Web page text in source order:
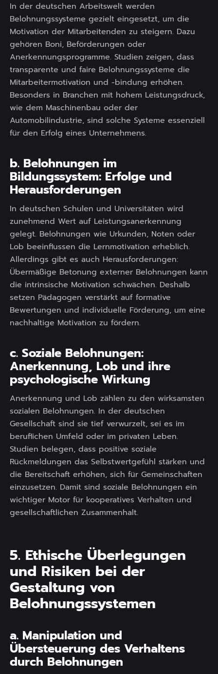
In der deutschen Arbeitswelt werden
Belohnungssysteme gezielt eingesetzt, um die
Motivation der Mitarbeitenden zu steigern. Dazu
gehören Boni, Beförderungen oder
Anerkennungsprogramme. Studien zeigen, dass
transparente und faire Belohnungssysteme die
Mitarbeitermotivation und -bindung erhöhen.
Besonders in Branchen mit hohem Leistungsdruck,
wie dem Maschinenbau oder der
Automobilindustrie, sind solche Systeme essenziell
für den Erfolg eines Unternehmens.
b. Belohnungen im
Bildungssystem: Erfolge und
Herausforderungen
In deutschen Schulen und Universitäten wird
zunehmend Wert auf Leistungsanerkennung
gelegt. Belohnungen wie Urkunden, Noten oder
Lob beeinflussen die Lernmotivation erheblich.
Allerdings gibt es auch Herausforderungen:
Übermäßige Betonung externer Belohnungen kann
die intrinsische Motivation schwächen. Deshalb
setzen Pädagogen verstärkt auf formative
Bewertungen und individuelle Förderung, um eine
nachhaltige Motivation zu fördern.
c. Soziale Belohnungen:
Anerkennung, Lob und ihre
psychologische Wirkung
Anerkennung und Lob zählen zu den wirksamsten
sozialen Belohnungen. In der deutschen
Gesellschaft sind sie tief verwurzelt, sei es im
beruflichen Umfeld oder im privaten Leben.
Studien belegen, dass positive soziale
Rückmeldungen das Selbstwertgefühl stärken und
die Bereitschaft erhöhen, sich für Gemeinschaften
einzusetzen. Damit sind soziale Belohnungen ein
wichtiger Motor für kooperatives Verhalten und
gesellschaftlichen Zusammenhalt.
5. Ethische Überlegungen
und Risiken bei der
Gestaltung von
Belohnungssystemen
a. Manipulation und
Übersteuerung des Verhaltens
durch Belohnungen